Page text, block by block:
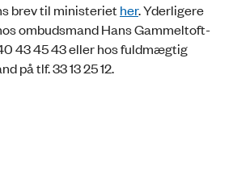
brev til ministeriet her. Yderligere
ombudsmand Hans Gammeltoft-
43 45 43 eller hos fuldmægtig
på tlf. 33 13 25 12.